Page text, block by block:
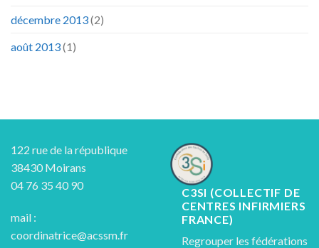
décembre 2013(2)
août 2013(1)
122 rue de la république
38430 Moirans
04 76 35 40 90
mail :
coordinatrice@acssm.fr
C3SI (COLLECTIF DE
CENTRES INFIRMIERS
FRANCE)
Regrouper les fédérations